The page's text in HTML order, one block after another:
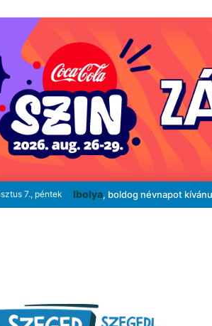
7., péntek Ibolya, boldog névnapot